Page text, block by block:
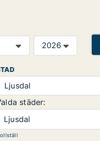
Ljusdal
städer:
Ljusdal